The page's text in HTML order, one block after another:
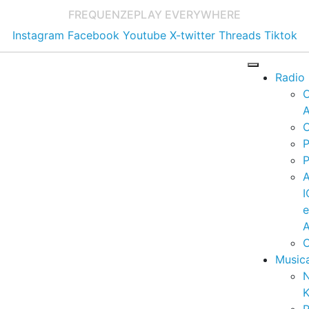
FREQUENZEPLAY EVERYWHERE
Instagram Facebook Youtube X-twitter Threads Tiktok
Radio
e